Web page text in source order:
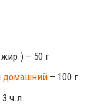
– 50 г
домашний – 100 г
ч.л.